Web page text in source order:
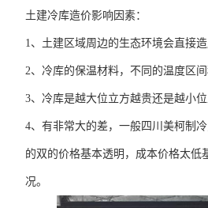
土建冷库造价影响因素：
1、土建区域周边的生态环境会直接
2、冷库的保温材料，不同的温度区
3、冷库是越大位立方越贵还是越小
4、有非常大的差，一般四川美柯制
的双的价格基本透明，成本价格太
况。